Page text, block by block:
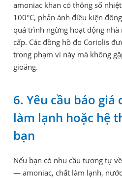
amoniac khan có thông số
100°C, phản ánh điều kiện
quá trình ngừng hoạt động nhà
cấp. Các đồng hồ đo Coriolis
trong phạm vi này mà không
gioăng.
6. Yêu cầu báo giá
làm lạnh hoặc hệ
bạn
Nếu bạn có nhu cầu tương tự
— amoniac, chất làm lạnh,